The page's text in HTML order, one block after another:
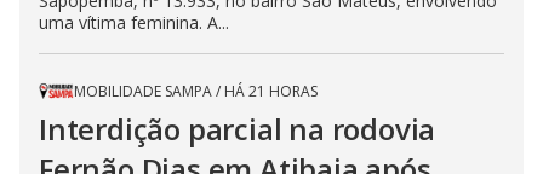
uma vítima feminina. A...
MOBILIDADE SAMPA/ HÁ 21 HORAS
Interdição parcial na rodovia